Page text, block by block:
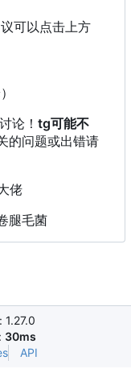
可以点击上方
讨论！ tg可能不
的问题或出错请
佬
毛菌
1.27.0
30ms
API